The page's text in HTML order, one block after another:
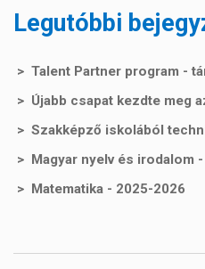
Legutóbbi
Talent Partner program -
Újabb csapat kezdte meg
Szakképző iskolából
Magyar nyelv és irodalom
Matematika - 2025-2026